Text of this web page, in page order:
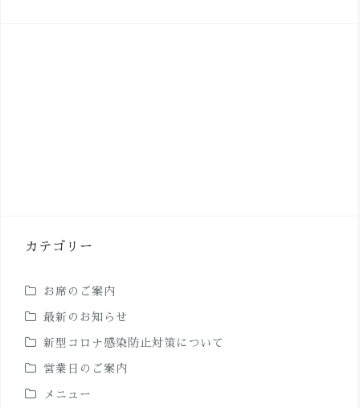
カテゴリー
お席のご案内
最新のお知らせ
新型コロナ感染防止対策について
営業日のご案内
メニュー